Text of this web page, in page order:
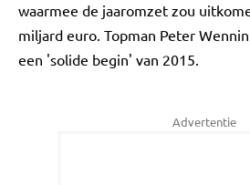
waarmee de jaaromzet zou
miljard euro. Topman Peter
een 'solide begin' van 2015.
Advertentie